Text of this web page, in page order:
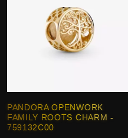
PANDORA OPENWORK
FAMILY ROOTS CHARM -
759132C00